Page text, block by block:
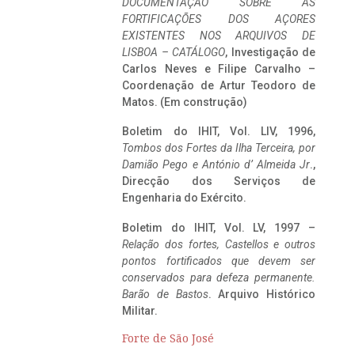
DOCUMENTAÇÃO SOBRE AS
FORTIFICAÇÕES DOS AÇORES
EXISTENTES NOS ARQUIVOS DE
LISBOA – CATÁLOGO, Investigação de
Carlos Neves e Filipe Carvalho –
Coordenação de Artur Teodoro de
Matos. (Em construção)
Boletim do IHIT, Vol. LIV, 1996,
Tombos dos Fortes da Ilha Terceira, por
Damião Pego e António d’ Almeida Jr.,
Direcção dos Serviços de
Engenharia do Exército.
Boletim do IHIT, Vol. LV, 1997 –
Relação dos fortes, Castellos e outros
pontos fortificados que devem ser
conservados para defeza permanente.
Barão de Bastos. Arquivo Histórico
Militar.
Forte de São José